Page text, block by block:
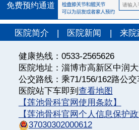
免费预约通道
医院简介 | 医院新闻 | 来院
健康热线：0533-2565626
医院地址：淄博市高新区中润
公交路线：乘71/156/162路公
医院站下车即到 查看地图
【莲池骨科官网使用条款】
【莲池骨科官网个人信息保护政
37030302000612